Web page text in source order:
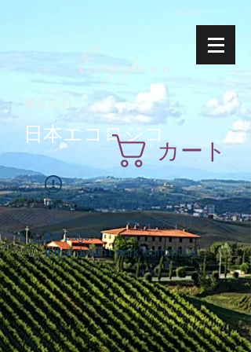
Ecoyapann
株式会社
日本エコロジコカート
Widget Didn’t Load
Check your internet and refresh
this page.
If that doesn’t work, contact us.